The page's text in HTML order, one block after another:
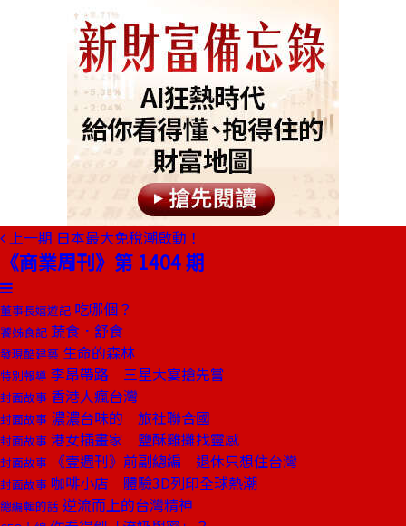
上一期 日本最大免稅潮啟動！
《商業周刊》第 1404 期
董事長嬉遊記 吃哪個？
饕姊食記 蔬食．舒食
發現酷建築 生命的森林
特別報導 李昂帶路 三星大宴搶先嘗
封面故事 香港人瘋台灣
封面故事 濃濃台味的 旅社聯合國
封面故事 港女插畫家 鹽酥雞攤找靈感
封面故事 《壹週刊》前副總編 退休只想住台灣
封面故事 咖啡小店 體驗3D列印全球熱潮
總編輯的話 逆流而上的台灣精神